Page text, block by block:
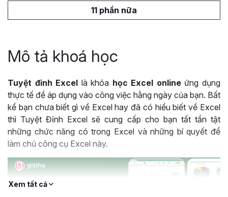
11 phần nữa
Mô tả khoá học
Tuyệt đỉnh Excel là khóa học Excel onlineứng dụng
thực tế để áp dụng vào công việc hằng ngày của bạn. Bất
kể bạn chưa biết gì về Excel hay đã có hiểu biết về Excel
thì Tuyệt Đỉnh Excel sẽ cung cấp cho bạn tất tần tật
những chức năng có trong Excel và những bí quyết để
làm chủ công cụ Excel này.
Xem tất cả